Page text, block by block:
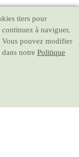
tiers pour
à naviguer,
Vous pouvez modifier
notre Politique